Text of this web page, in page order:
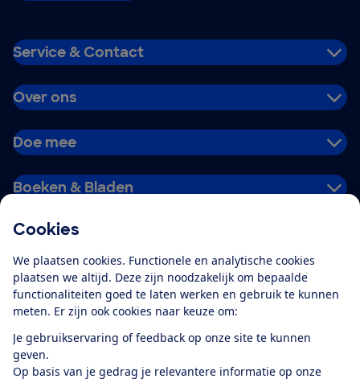
Cookies
We plaatsen cookies. Functionele en analytische cookies
plaatsen we altijd. Deze zijn noodzakelijk om bepaalde
functionaliteiten goed te laten werken en gebruik te kunnen
meten. Er zijn ook cookies naar keuze om:
Je gebruikservaring of feedback op onze site te kunnen
geven.
Op basis van je gedrag je relevantere informatie op onze
Service & Contact
Over ons
Doe mee
Boeken & Bladen
Alles over de
app